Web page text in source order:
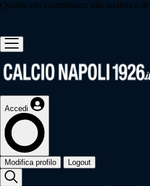
Questo sito contribuisce alla audience de
Accedi
Modifica profilo Logout